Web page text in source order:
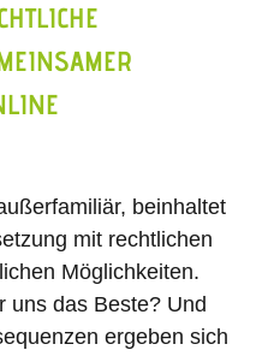
beinhaltet
mit rechtlichen
Möglichkeiten.
uns das Beste? Und
ergeben sich